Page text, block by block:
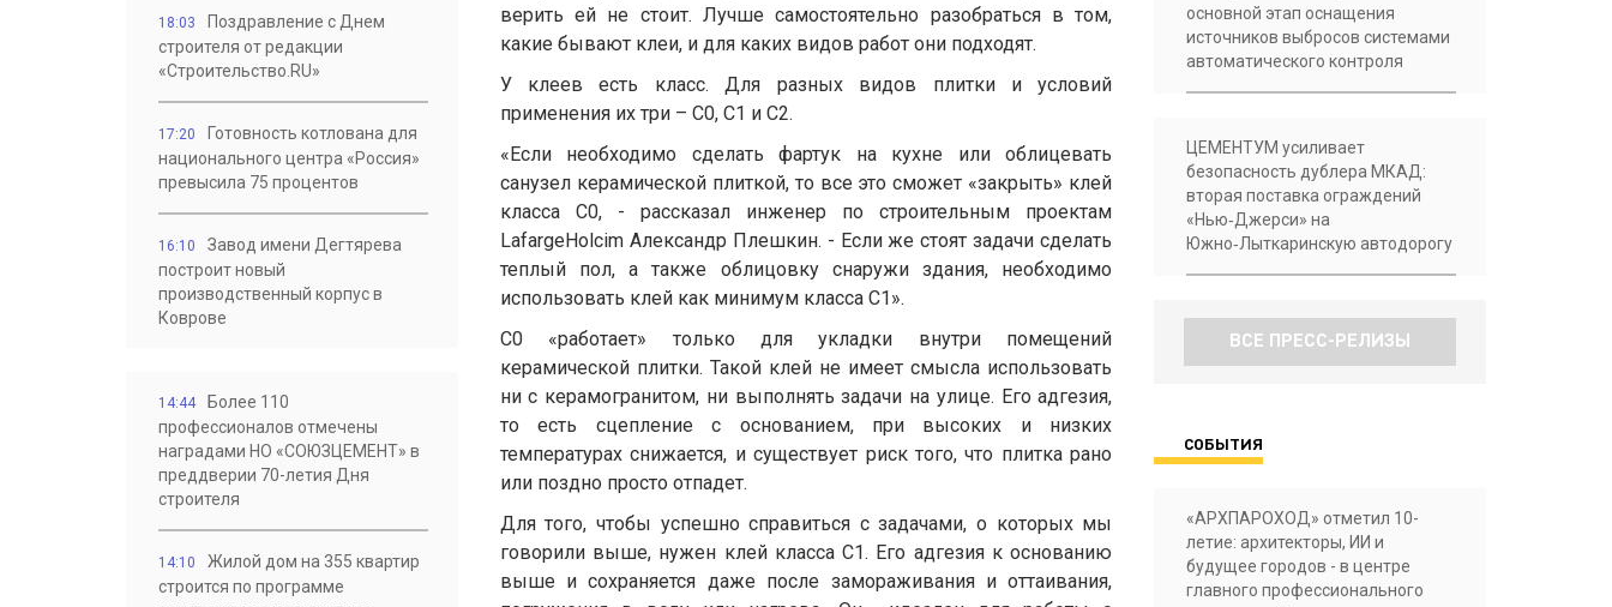
18:03
Поздравление с Днем
строителя от редакции
«Строительство.RU»
17:20
Готовность котлована для
национального центра «Россия»
превысила 75 процентов
16:10
Завод имени Дегтярева
построит новый
производственный корпус в
Коврове
14:44
Более 110
профессионалов отмечены
наградами НО «СОЮЗЦЕМЕНТ» в
преддверии 70-летия Дня
строителя
14:10
Жилой дом на 355 квартир
строится по программе
верить ей не стоит. Лучше самостоятельно разобраться в том,
какие бывают клеи, и для каких видов работ они подходят.
У клеев есть класс. Для разных видов плитки и условий
применения их три – С0, С1 и С2.
«Если необходимо сделать фартук на кухне или облицевать
санузел керамической плиткой, то все это сможет «закрыть» клей
класса С0, - рассказал инженер по строительным проектам
LafargeHolcim Александр Плешкин. - Если же стоят задачи сделать
теплый пол, а также облицовку снаружи здания, необходимо
использовать клей как минимум класса С1».
С0 «работает» только для укладки внутри помещений
керамической плитки. Такой клей не имеет смысла использовать
ни с керамогранитом, ни выполнять задачи на улице. Его адгезия,
то есть сцепление с основанием, при высоких и низких
температурах снижается, и существует риск того, что плитка рано
или поздно просто отпадет.
Для того, чтобы успешно справиться с задачами, о которых мы
говорили выше, нужен клей класса С1. Его адгезия к основанию
выше и сохраняется даже после замораживания и оттаивания,
основной этап оснащения
источников выбросов системами
автоматического контроля
ЦЕМЕНТУМ усиливает
безопасность дублера МКАД:
вторая поставка ограждений
«Нью‑Джерси» на
Южно‑Лыткаринскую автодорогу
ВСЕ ПРЕСС-РЕЛИЗЫ
СОБЫТИЯ
«АРХПАРОХОД» отметил 10-
летие: архитекторы, ИИ и
будущее городов - в центре
главного профессионального